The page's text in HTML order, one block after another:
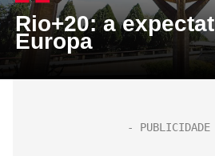
Rio+20: a
Europa